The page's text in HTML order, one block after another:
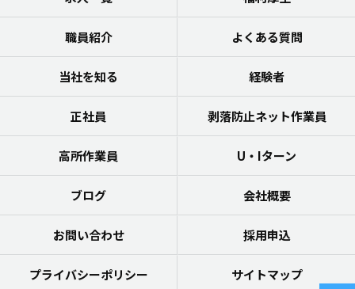
職員紹介 よくある質問
当社を知る 経験者
正社員 剥落防止ネット作業員
高所作業員 U・Iターン
ブログ 会社概要
お問い合わせ 採用申込
プライバシーポリシー サイトマップ